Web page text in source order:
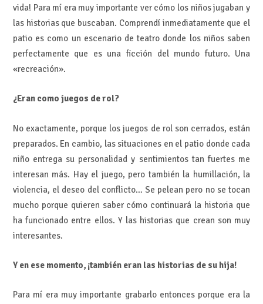
vida! Para mí era muy importante ver cómo los niños jugaban y
las historias que buscaban. Comprendí inmediatamente que el
patio es como un escenario de teatro donde los niños saben
perfectamente que es una ficción del mundo futuro. Una
«recreación».
¿Eran como juegos de rol?
No exactamente, porque los juegos de rol son cerrados, están
preparados. En cambio, las situaciones en el patio donde cada
niño entrega su personalidad y sentimientos tan fuertes me
interesan más. Hay el juego, pero también la humillación, la
violencia, el deseo del conflicto… Se pelean pero no se tocan
mucho porque quieren saber cómo continuará la historia que
ha funcionado entre ellos. Y las historias que crean son muy
interesantes.
Y en ese momento, ¡también eran las historias de su hija!
Para mí era muy importante grabarlo entonces porque era la